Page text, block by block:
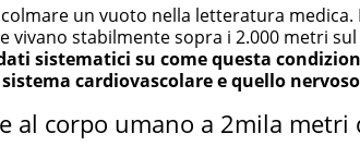
colmare un vuoto nella letteratura
vivano stabilmente sopra i 2.000 metri
sistematici su come questa
cardiovascolare e quello nervoso
al corpo umano a 2mila metri